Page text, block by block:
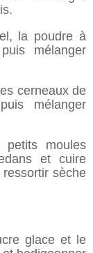
la poudre à
mélanger
cerneaux de
mélanger
moules
et cuire
sèche
glace et le